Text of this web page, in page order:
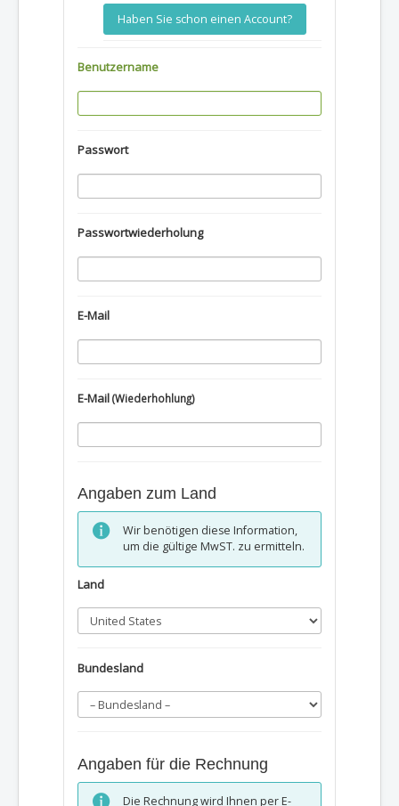
Haben Sie schon einen Account?
Benutzername
Passwort
Passwortwiederholung
E-Mail
E-Mail(Wiederhohlung)
Angaben zum Land
Wir benötigen diese Information,
um die gültige MwST. zu ermitteln.
Land
Bundesland
Angaben für die Rechnung
Die Rechnung wird Ihnen per E-